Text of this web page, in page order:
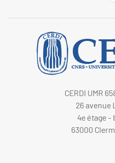
CERDI UMR
26 avenue
4e étage -
63000